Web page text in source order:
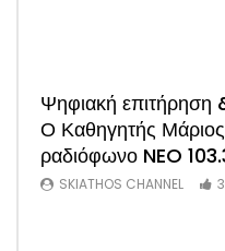
Ψηφιακή επιτήρηση
Ο Καθηγητής
ραδιόφωνο NEO
SKIATHOS CHANNEL
ΑΠΟΚΛΕΙΣΤΙΚΟ: Η
νέου Προέδρου
Τσαρούχη (Video)
SKIATHOS CHANNEL 1